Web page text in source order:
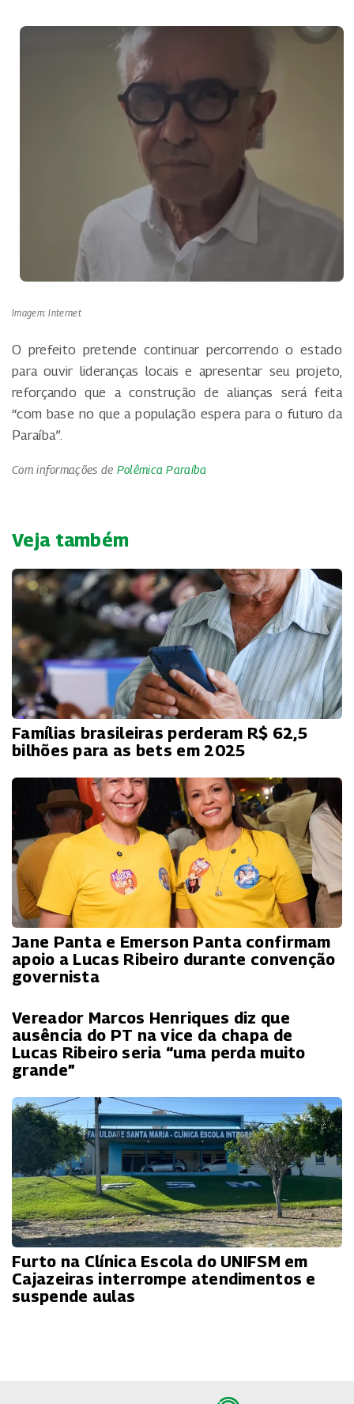
Imagem: Internet
O prefeito pretende continuar percorrendo o estado
para ouvir lideranças locais e apresentar seu projeto,
reforçando que a construção de alianças será feita
“com base no que a população espera para o futuro da
Paraíba”.
Com informações de Polêmica Paraíba
Veja também
Famílias brasileiras perderam R$ 62,5
bilhões para as bets em 2025
Jane Panta e Emerson Panta confirmam
apoio a Lucas Ribeiro durante convenção
governista
Vereador Marcos Henriques diz que
ausência do PT na vice da chapa de
Lucas Ribeiro seria “uma perda muito
grande”
Furto na Clínica Escola do UNIFSM em
Cajazeiras interrompe atendimentos e
suspende aulas